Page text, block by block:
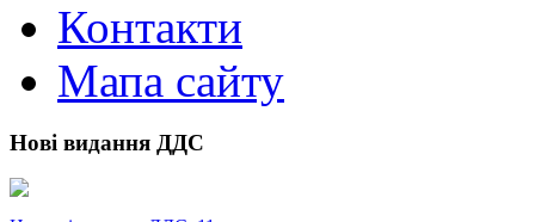
Контакти
Мапа сайту
Нові видання ДДС